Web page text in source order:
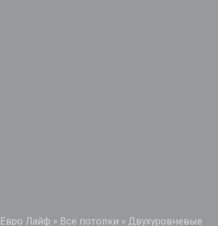
Евро Лайф » Все потолки » Двухуровневые